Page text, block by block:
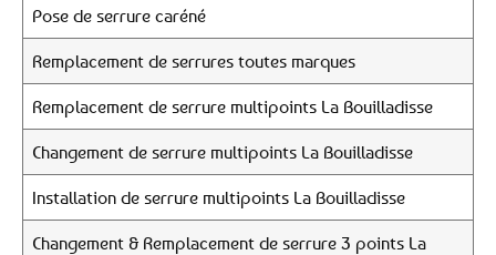
Pose de serrure caréné
Remplacement de serrures toutes marques
Remplacement de serrure multipoints La Bouilladisse
Changement de serrure multipoints La Bouilladisse
Installation de serrure multipoints La Bouilladisse
Changement & Remplacement de serrure 3 points La